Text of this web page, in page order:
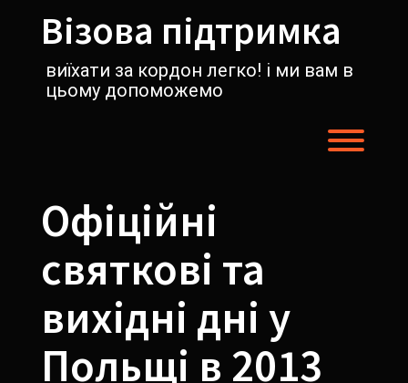
содержимомуВізова підтримка
виїхати за кордон легко! і ми вам в
цьому допоможемо
Офіційні
святкові та
вихідні дні у
Польщі в 2013